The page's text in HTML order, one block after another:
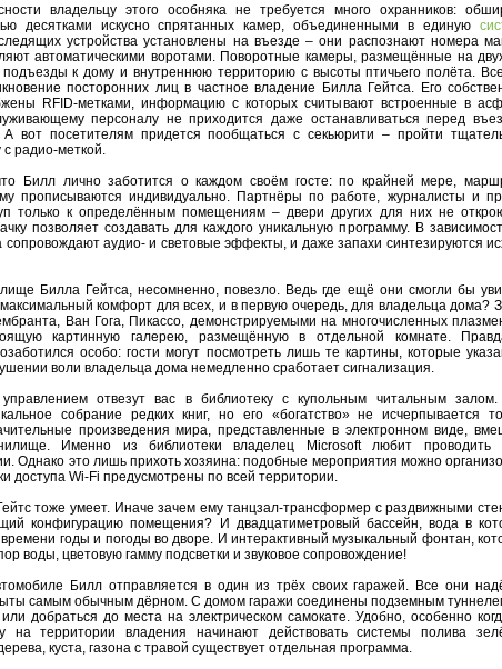
владельцу этого особняка не требуется много охранников:
десятками искусно спрятанных камер, объединенными в единую
устройства установлены на въезде – они распознают номера
автоматическими воротами. Поворотные камеры, размещённые на
к дому и внутреннюю территорию с высоты птичьего полёта.
посторонних лиц в частное владение Билла Гейтса. Его
RFID-метками, информацию с которых считывают встроенные в
персоналу не приходится даже останавливаться перед
А вот посетителям придется пообщаться с секьюрити – пройти
радио-меткой.
Билл лично заботится о каждом своём госте: по крайней мере,
прописываются индивидуально. Партнёры по работе, журналисты и
только к определённым помещениям – двери других для них не
позволяет создавать для каждого уникальную программу. В
сопровождают аудио- и световые эффекты, и даже запахи синтезируются
Билла Гейтса, несомненно, повезло. Ведь где ещё они смогли бы
комфорт для всех, и в первую очередь, для владельца дома?
Ван Гога, Пикассо, демонстрируемыми на многочисленных
картинную галерею, размещённую в отдельной комнате.
особо: гости могут посмотреть лишь те картины, которые
воли владельца дома немедленно сработает сигнализация.
отвезут вас в библиотеку с купольным читальным
собрание редких книг, но его «богатство» не исчерпывается
произведения мира, представленные в электронном виде,
Именно из библиотеки владелец Microsoft любит проводить
Однако это лишь прихоть хозяина: подобные мероприятия можно
доступа Wi-Fi предусмотрены по всей территории.
тоже умеет. Иначе зачем ему танцзал-трансформер с раздвижными
конфигурацию помещения? И двадцатиметровый бассейн, вода в
годы и погоды во дворе. И интерактивный музыкальный фонтан,
воды, цветовую гамму подсветки и звуковое сопровождение!
Билл отправляется в один из трёх своих гаражей. Все они
самым обычным дёрном. С домом гаражи соединены подземным
добраться до места на электрическом самокате. Удобно, особенно
территории владения начинают действовать системы полива
куста, газона с травой существует отдельная программа.